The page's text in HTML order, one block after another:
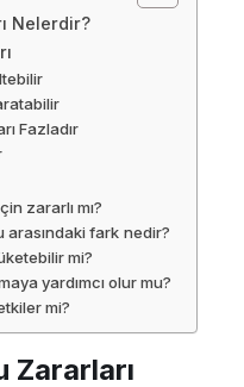
Nelerdir?
Fazladır
zararlı mı?
arasındaki fark nedir?
mi?
yardımcı olur mu?
mi?
Zararları